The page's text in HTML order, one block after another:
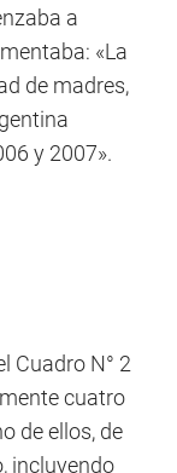
a
«La
de madres,
y 2007».
Cuadro N° 2
cuatro
de ellos, de
incluyendo